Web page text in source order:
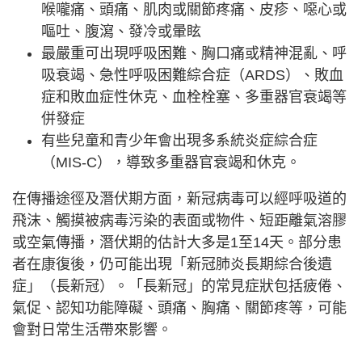
喉嚨痛、頭痛、肌肉或關節疼痛、皮疹、噁心或
嘔吐、腹瀉、發冷或暈眩
最嚴重可出現呼吸困難、胸口痛或精神混亂、呼
吸衰竭、急性呼吸困難綜合症（ARDS）、敗血
症和敗血症性休克、血栓栓塞、多重器官衰竭等
併發症
有些兒童和青少年會出現多系統炎症綜合症
（MIS-C），導致多重器官衰竭和休克。
在傳播途徑及潛伏期方面，新冠病毒可以經呼吸道的
飛沫、觸摸被病毒污染的表面或物件、短距離氣溶膠
或空氣傳播，潛伏期的估計大多是1至14天。部分患
者在康復後，仍可能出現「新冠肺炎長期綜合後遺
症」（長新冠）。「長新冠」的常見症狀包括疲倦、
氣促、認知功能障礙、頭痛、胸痛、關節疼等，可能
會對日常生活帶來影響。